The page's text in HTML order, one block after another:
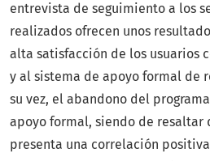
entrevista de seguimiento a los
realizados ofrecen unos
alta satisfacción de los usuarios
y al sistema de apoyo formal de
su vez, el abandono del
apoyo formal, siendo de resaltar
presenta una correlación